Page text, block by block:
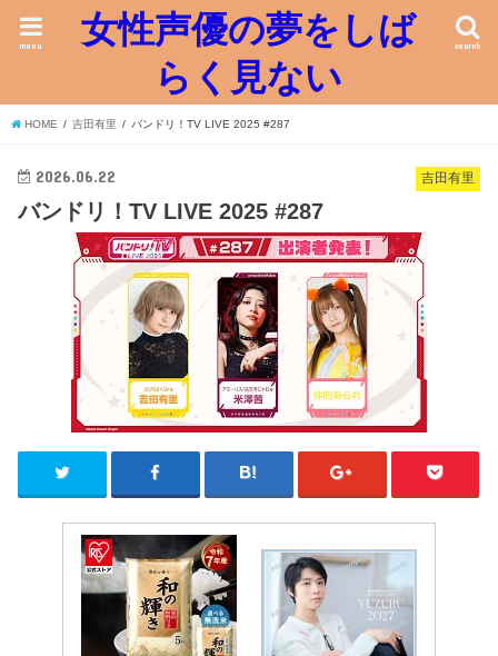
女性声優の夢をしば
らく見ない
search
menu
HOME 吉田有里 バンドリ！TV LIVE 2025 #287
吉田有里
2026.06.22
バンドリ！TV LIVE 2025 #287